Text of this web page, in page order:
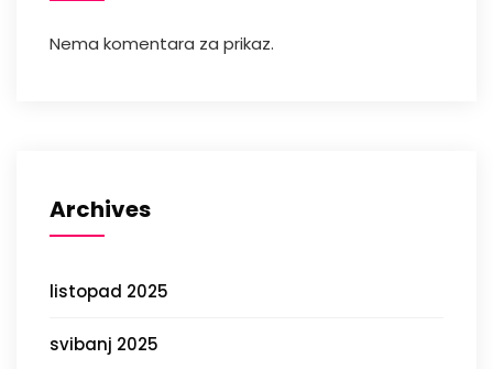
Nema komentara za prikaz.
Archives
listopad 2025
svibanj 2025